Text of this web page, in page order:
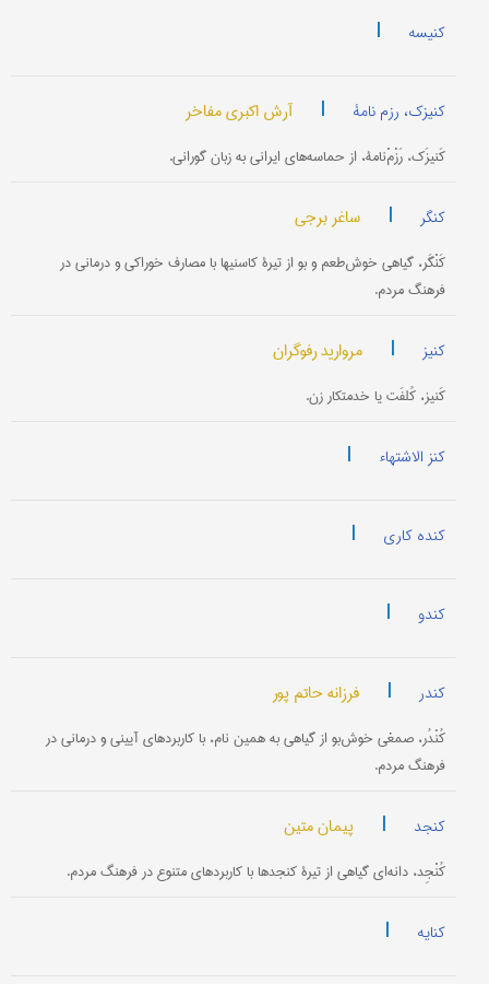
کنیسه |
کنیزک، رزم نامۀ | آرش اکبری مفاخر
کَنیزَک، رَزْمْ‌نامۀ، از حماسه‌های ایرانی به زبان گورانی.
کنگر | ساغر برجی
کَنْگَر، گیاهی خوش‌طعم و بو از تیرۀ کاسنیها با مصارف خوراکی و درمانی در
فرهنگ مردم.
کنیز | مروارید رفوگران
کَنیز، کُلفَت یا خدمتکار زن.
کنز الاشتهاء |
کنده کاری |
کندو |
کندر | فرزانه حاتم پور
کُنْدُر، صمغی خوش‌بو از گیاهی به همین نام، با کاربردهای آیینی و درمانی در
فرهنگ مردم.
کنجد | پیمان متین
کُنْجِد، دانه‌ای گیاهی از تیرۀ کنجدها با کاربردهای متنوع در فرهنگ مردم.
کنایه |